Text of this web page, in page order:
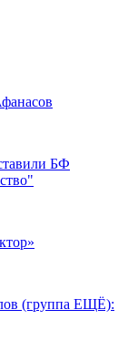
БФ
(группа ЕЩЁ):